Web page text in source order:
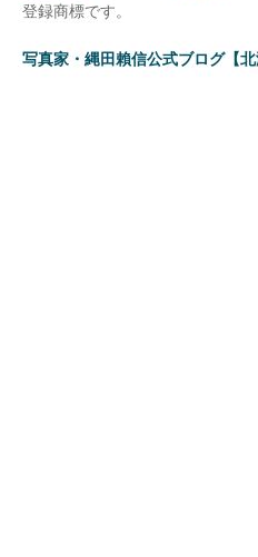
登録商標です。
写真家・縄田賴信公式ブログ【北